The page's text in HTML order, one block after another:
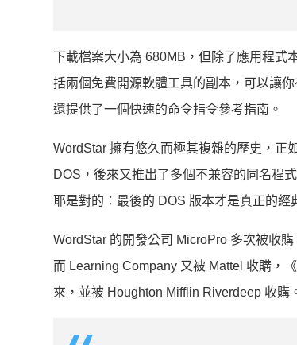
下載檔案大小為 680MB，但除了應用程式
括兩個免費開源軟體工具的副本，可以讓
還提供了一個快速的命令指令參考指南。
WordStar 擁有悠久而極其複雜的歷史，正
DOS，後來又推出了多個不兼容的同名程
耶是對的：最後的 DOS 版本才是真正的經
WordStar 的開發公司 MicroPro 多次被收
而 Learning Company 又被 Mattel 收購，
來，並被 Houghton Mifflin Riverdeep 收購